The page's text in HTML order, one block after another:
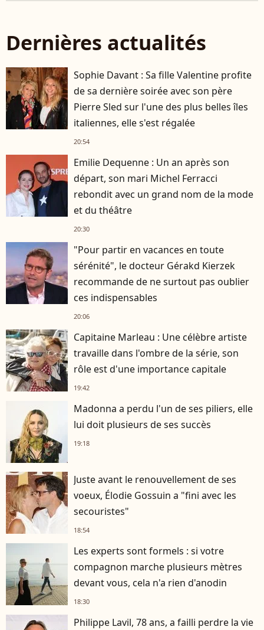
Dernières actualités
Sophie Davant : Sa fille Valentine profite
de sa dernière soirée avec son père
Pierre Sled sur l'une des plus belles îles
italiennes, elle s'est régalée
20:54
Emilie Dequenne : Un an après son
départ, son mari Michel Ferracci
rebondit avec un grand nom de la mode
et du théâtre
20:30
"Pour partir en vacances en toute
sérénité", le docteur Gérakd Kierzek
recommande de ne surtout pas oublier
ces indispensables
20:06
Capitaine Marleau : Une célèbre artiste
travaille dans l'ombre de la série, son
rôle est d'une importance capitale
19:42
Madonna a perdu l'un de ses piliers, elle
lui doit plusieurs de ses succès
19:18
Juste avant le renouvellement de ses
voeux, Élodie Gossuin a "fini avec les
secouristes"
18:54
Les experts sont formels : si votre
compagnon marche plusieurs mètres
devant vous, cela n'a rien d'anodin
18:30
Philippe Lavil, 78 ans, a failli perdre la vie